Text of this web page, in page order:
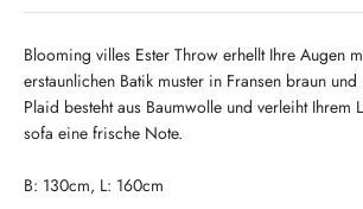
Blooming villes Ester Throw erhellt Ihre Augen
erstaunlichen Batik muster in Fransen braun
Plaid besteht aus Baumwolle und verleiht Ihrem
sofa eine frische Note.
B: 130cm, L: 160cm